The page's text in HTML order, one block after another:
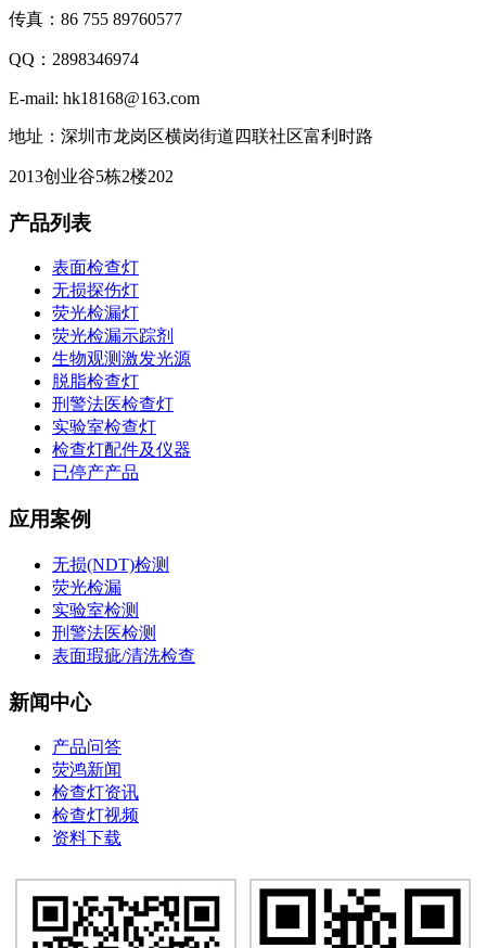
传真：86 755 89760577
QQ：2898346974
E-mail: hk18168@163.com
地址：深圳市龙岗区横岗街道四联社区富利时路
2013创业谷5栋2楼202
产品列表
表面检查灯
无损探伤灯
荧光检漏灯
荧光检漏示踪剂
生物观测激发光源
脱脂检查灯
刑警法医检查灯
实验室检查灯
检查灯配件及仪器
已停产产品
应用案例
无损(NDT)检测
荧光检漏
实验室检测
刑警法医检测
表面瑕疵/清洗检查
新闻中心
产品问答
荧鸿新闻
检查灯资讯
检查灯视频
资料下载